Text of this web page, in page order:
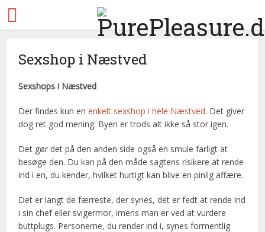
Sexshop i Næstved
Sexshops i Næstved
Der findes kun en enkelt sexshop i hele Næstved. Det giver
dog ret god mening. Byen er trods alt ikke så stor igen.
Det gør det på den anden side også en smule farligt at
besøge den. Du kan på den måde sagtens risikere at rende
ind i en, du kender, hvilket hurtigt kan blive en pinlig affære.
Det er langt de færreste, der synes, det er fedt at rende ind
i sin chef eller svigermor, imens man er ved at vurdere
buttplugs. Personerne, du render ind i, synes formentlig